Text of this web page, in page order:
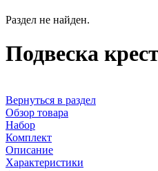
Раздел не найден.
Подвеска
Вернуться в раздел
Обзор товара
Набор
Комплект
Описание
Характеристики